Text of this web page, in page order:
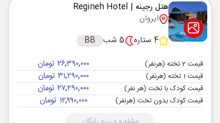
هتل رجینه | Regineh Hotel
ایروان
4 ستاره
5 شب BB
قیمت 2 تخته (هرنفر) ۲۶٬۳۹۰٬۰۰۰ تومان
قیمت 1 تخته (هرنفر) ۳۱٬۲۹۰٬۰۰۰ تومان
قیمت کودک با تخت (هر نفر) ۲۷٬۲۹۰٬۰۰۰ تومان
قیمت کودک بدون تخت (هرنفر) ۱۲٬۹۹۰٬۰۰۰ تومان